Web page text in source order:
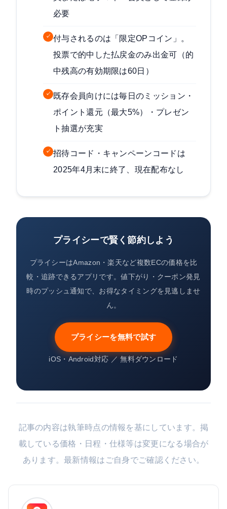
必要
✓ 付与されるのは「限定OPコイン」。
投票で的中した払戻金のみ出金可（的
中残高の有効期限は60日）
✓
既存会員向けには毎日のミッション・
ポイント還元（最大5%）・プレゼン
ト抽選が充実
✓ 招待コード・キャンペーンコードは
2025年4月末に終了、現在配布なし
プライシーで賢く節約しよう
プライシーはAmazon・楽天など複数ECの価格を比
較・追跡できるアプリです。値下がり・クーポン発見
時のプッシュ通知で、お得なタイミングを見逃しませ
ん。
プライシーを無料で試す
iOS・Android対応 ／ 無料ダウンロード
記事の内容は執筆時点の情報を基にしています。掲
載している価格・日程・仕様等は変更になる場合が
あります。最新情報はご自身でご確認ください。